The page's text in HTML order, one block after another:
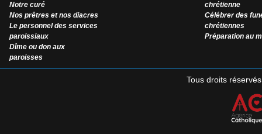
Notre curé
Nos prêtres et nos diacres
Le personnel des services
paroissiaux
Dîme ou don aux
paroisses
chrétienne
Célébrer des
chrétiennes
Préparation au
Tous droits